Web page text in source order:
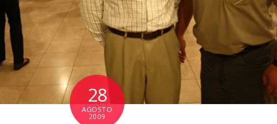
28
AGOSTO
2009